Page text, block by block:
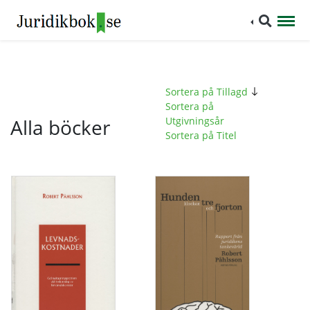
Alla böcker
Sortera på Tillagd
Sortera på
Utgivningsår
Sortera på Titel